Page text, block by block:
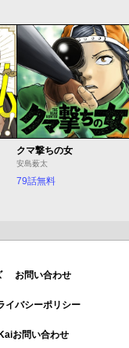
クマ撃ちの女
安島薮太
79話無料
お問い合わせ
イバシーポリシー
お問い合わせ